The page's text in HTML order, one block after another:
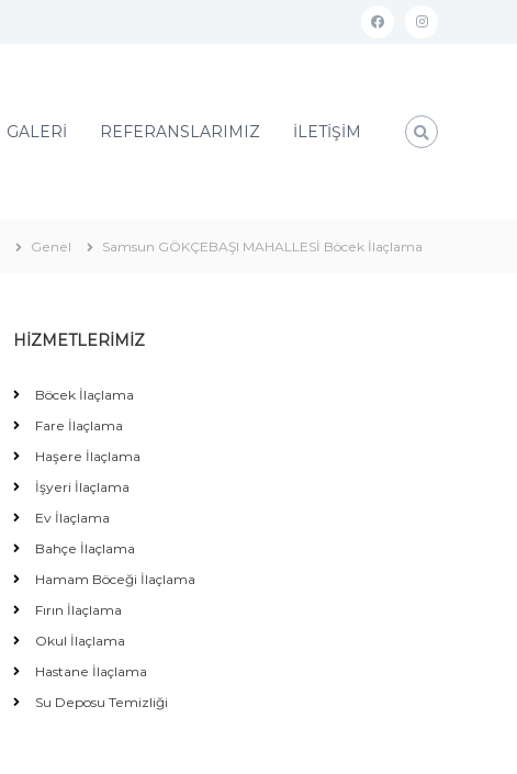
GALERİ REFERANSLARIMIZ İLETİŞİM
Genel Samsun GÖKÇEBAŞI MAHALLESİ Böcek İlaçlama
HİZMETLERİMİZ
Böcek İlaçlama
Fare İlaçlama
Haşere İlaçlama
İşyeri İlaçlama
Ev İlaçlama
Bahçe İlaçlama
Hamam Böceği İlaçlama
Fırın İlaçlama
Okul İlaçlama
Hastane İlaçlama
Su Deposu Temizliği